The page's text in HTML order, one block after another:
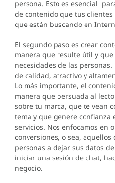
persona. Esto es esencial
de contenido que tus
que están buscando en
El segundo paso es crear
manera que resulte útil y que
necesidades de las
de calidad, atractivo y
Lo más importante, el
manera que persuada al
sobre tu marca, que te vean
tema y que genere confianza
servicios. Nos enfocamos en
conversiones, o sea, aquellos
personas a dejar sus datos
iniciar una sesión de chat,
negocio.